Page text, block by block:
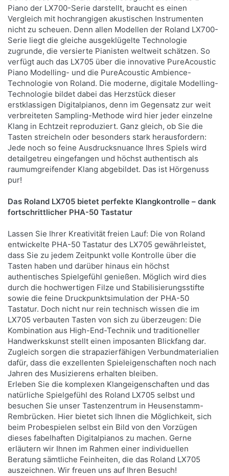
Piano der LX700-Serie darstellt, braucht es einen
Vergleich mit hochrangigen akustischen Instrumenten
nicht zu scheuen. Denn allen Modellen der Roland LX700-
Serie liegt die gleiche ausgeklügelte Technologie
zugrunde, die versierte Pianisten weltweit schätzen. So
verfügt auch das LX705 über die innovative PureAcoustic
Piano Modelling- und die PureAcoustic Ambience-
Technologie von Roland. Die moderne, digitale Modelling-
Technologie bildet dabei das Herzstück dieser
erstklassigen Digitalpianos, denn im Gegensatz zur weit
verbreiteten Sampling-Methode wird hier jeder einzelne
Klang in Echtzeit reproduziert. Ganz gleich, ob Sie die
Tasten streicheln oder besonders stark herausfordern:
Jede noch so feine Ausdrucksnuance Ihres Spiels wird
detailgetreu eingefangen und höchst authentisch als
raumumgreifender Klang abgebildet. Das ist Hörgenuss
pur!
Das Roland LX705 bietet perfekte Klangkontrolle – dank
fortschrittlicher PHA-50 Tastatur
Lassen Sie Ihrer Kreativität freien Lauf: Die von Roland
entwickelte PHA-50 Tastatur des LX705 gewährleistet,
dass Sie zu jedem Zeitpunkt volle Kontrolle über die
Tasten haben und darüber hinaus ein höchst
authentisches Spielgefühl genießen. Möglich wird dies
durch die hochwertigen Filze und Stabilisierungsstifte
sowie die feine Druckpunktsimulation der PHA-50
Tastatur. Doch nicht nur rein technisch wissen die im
LX705 verbauten Tasten von sich zu überzeugen: Die
Kombination aus High-End-Technik und traditioneller
Handwerkskunst stellt einen imposanten Blickfang dar.
Zugleich sorgen die strapazierfähigen Verbundmaterialien
dafür, dass die exzellenten Spieleigenschaften noch nach
Jahren des Musizierens erhalten bleiben.
Erleben Sie die komplexen Klangeigenschaften und das
natürliche Spielgefühl des Roland LX705 selbst und
besuchen Sie unser Tastenzentrum in Heusenstamm-
Rembrücken. Hier bietet sich Ihnen die Möglichkeit, sich
beim Probespielen selbst ein Bild von den Vorzügen
dieses fabelhaften Digitalpianos zu machen. Gerne
erläutern wir Ihnen im Rahmen einer individuellen
Beratung sämtliche Feinheiten, die das Roland LX705
auszeichnen. Wir freuen uns auf Ihren Besuch!